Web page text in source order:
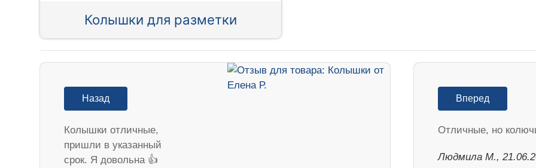
Колышки для разметки
Назад
Колышки отличные,
пришли в указанный
срок. Я довольна 👍
Вперед
Отличные, но
Людмила М.,